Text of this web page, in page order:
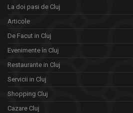
La doi pasi de Cluj
Articole
De Facut in Cluj
Evenimente în Cluj
Restaurante in Cluj
Servicii in Cluj
Shopping Cluj
Cazare Cluj